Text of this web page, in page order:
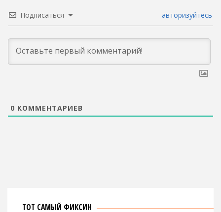
Подписаться авторизуйтесь
0 КОММЕНТАРИЕВ
ТОТ САМЫЙ ФИКСИН